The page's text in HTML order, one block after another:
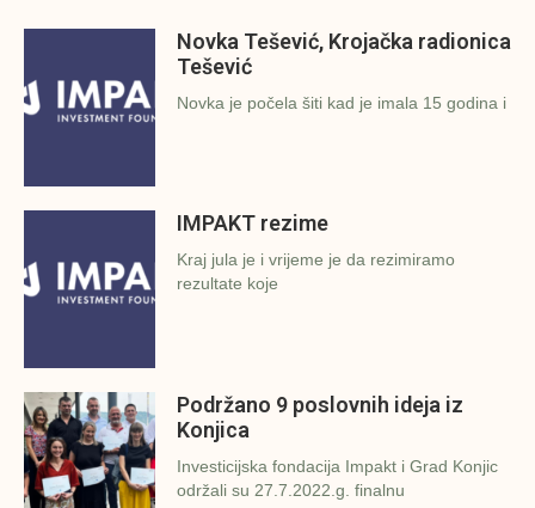
Novka Tešević, Krojačka radionica
Tešević
Novka je počela šiti kad je imala 15 godina i
IMPAKT rezime
Kraj jula je i vrijeme je da rezimiramo
rezultate koje
Podržano 9 poslovnih ideja iz
Konjica
Investicijska fondacija Impakt i Grad Konjic
održali su 27.7.2022.g. finalnu